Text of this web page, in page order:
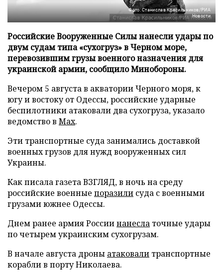
Фото: Станислав Красильников/РИА
Новости
Российские Вооруженные Силы нанесли удары по
двум судам типа «сухогруз» в Черном море,
перевозившим грузы военного назначения для
украинской армии, сообщило Минобороны.
Вечером 5 августа в акватории Черного моря, к
югу и востоку от Одессы, российские ударные
беспилотники атаковали два сухогруза, указало
ведомство в Max.
Эти транспортные суда занимались доставкой
военных грузов для нужд вооруженных сил
Украины.
Как писала газета ВЗГЛЯД, в ночь на среду
российские военные поразили суда с военными
грузами южнее Одессы.
Днем ранее армия Россиинанесла точные удары
по четырем украинским сухогрузам.
В начале августа дроны атаковали транспортные
корабли в порту Николаева.